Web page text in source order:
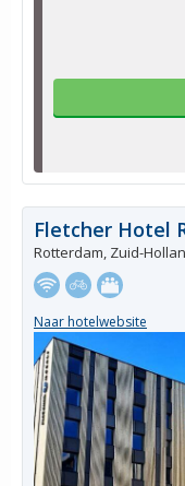
Fletcher Hotel
Rotterdam, Zuid-
Naar hotelwebsite